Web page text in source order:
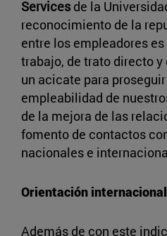
Servicesde la
reconocimiento de la
entre los empleadores
trabajo, de trato directo
un acicate para
empleabilidad de
de la mejora de las
fomento de contactos
nacionales e
Orientación
Además de con este